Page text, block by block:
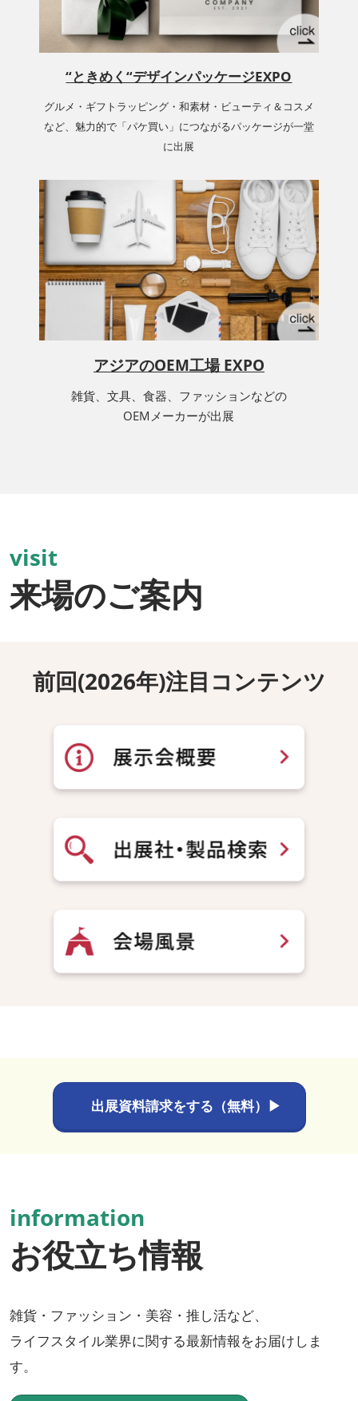
“ときめく“デザインパッケージEXPO
グルメ・ギフトラッピング・和素材・ビューティ＆コスメ
など、魅力的で「パケ買い」につながるパッケージが一堂
に出展
アジアのOEM工場 EXPO
雑貨、文具、食器、ファッションなどの
OEMメーカーが出展
visit
来場のご案内
前回(2026年)注目コンテンツ
出展資料請求をする（無料）▶
information
お役立ち情報
雑貨・ファッション・美容・推し活など、
ライフスタイル業界に関する最新情報をお届けしま
す。